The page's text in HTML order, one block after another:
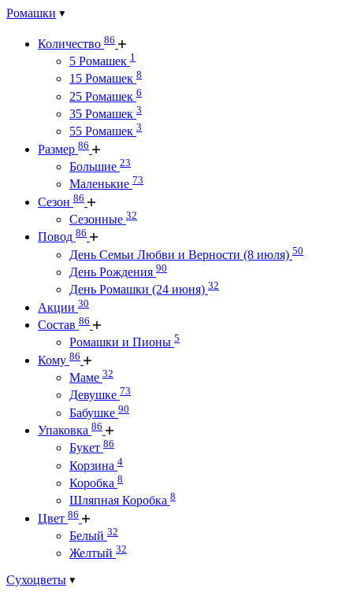
Ромашки
Количество 86
5 Ромашек 1
15 Ромашек 8
25 Ромашек 6
35 Ромашек 3
55 Ромашек 3
Размер 86
Большие 23
Маленькие 73
Сезон 86
Сезонные 32
Повод 86
День Семьи Любви и Верности (8 июля) 50
День Рождения 90
День Ромашки (24 июня) 32
Акции 30
Состав 86
Ромашки и Пионы 5
Кому 86
Маме 32
Девушке 73
Бабушке 90
Упаковка 86
Букет 86
Корзина 4
Коробка 8
Шляпная Коробка 8
Цвет 86
Белый 32
Желтый 32
Сухоцветы